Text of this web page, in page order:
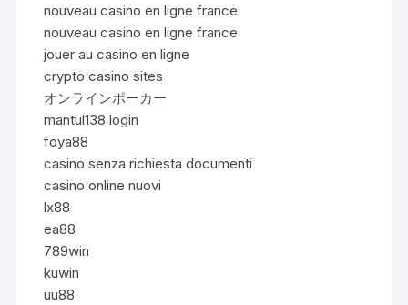
nouveau casino en ligne france
nouveau casino en ligne france
jouer au casino en ligne
crypto casino sites
オンラインポーカー
mantul138 login
foya88
casino senza richiesta documenti
casino online nuovi
lx88
ea88
789win
kuwin
uu88